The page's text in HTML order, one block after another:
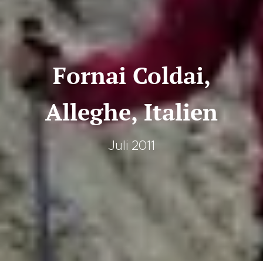
Fornai Coldai,
Alleghe, Italien
Juli 2011